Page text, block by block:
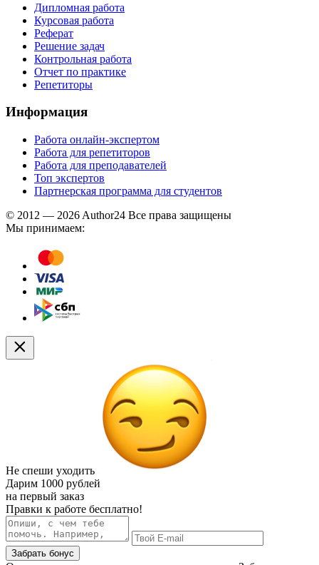
Дипломная работа
Курсовая работа
Реферат
Решение задач
Контрольная работа
Отчет по практике
Репетиторы
Информация
Работа онлайн-экспертом
Работа для репетиторов
Работа для преподавателей
Топ экспертов
Партнерская программа для студентов
© 2012 — 2026 Author24 Все права защищены
Мы принимаем:
Не спеши уходить
Дарим 1000 рублей
на первый заказ
Правки к работе бесплатно!
Забрать бонус